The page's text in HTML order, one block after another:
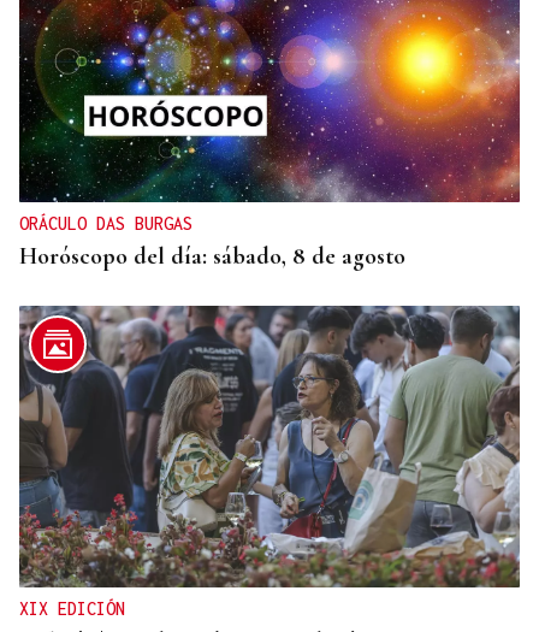
OBITUARIO
Muere a los 50 años el DJ francés Kavinsky, autor
del icónico tema "Nightcall"
ORÁCULO DAS BURGAS
Horóscopo del día: sábado, 8 de agosto
XIX EDICIÓN